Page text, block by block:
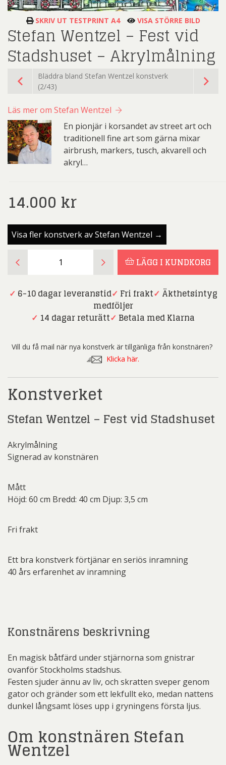
SKRIV UT TESTPRINT A4 VISA STÖRRE BILD
Stefan Wentzel – Fest vid
Stadshuset – Akrylmålning
Bläddra bland Stefan Wentzel konstverk
(2/43)
Läs mer om Stefan Wentzel
En pionjär i korsandet av street art och
traditionell fine art som gärna mixar
airbrush, markers, tusch, akvarell och
akryl…
14.000 kr
Visa fler konstverk av Stefan Wentzel →
Wentzel
Fest
Stadshuset
Akrylmålning
mängd
LÄGG I KUNDKORG
✓ 6-10 dagar leveranstid✓ Fri frakt✓ Äkthetsintyg
medföljer
✓ 14 dagar returätt✓ Betala med Klarna
Vill du få mail när nya konstverk är tillgänliga från konstnären?
Klicka här.
Konstverket
Stefan Wentzel – Fest vid Stadshuset
Akrylmålning
Signerad av konstnären
Mått
Höjd: 60 cm Bredd: 40 cm Djup: 3,5 cm
Fri frakt
Ett bra konstverk förtjänar en seriös inramning
40 års erfarenhet av inramning
Konstnärens beskrivning
En magisk båtfärd under stjärnorna som gnistrar
ovanför Stockholms stadshus.
Festen sjuder ännu av liv, och skratten sveper genom
gator och gränder som ett lekfullt eko, medan nattens
dunkel långsamt löses upp i gryningens första ljus.
Om konstnären Stefan
Wentzel